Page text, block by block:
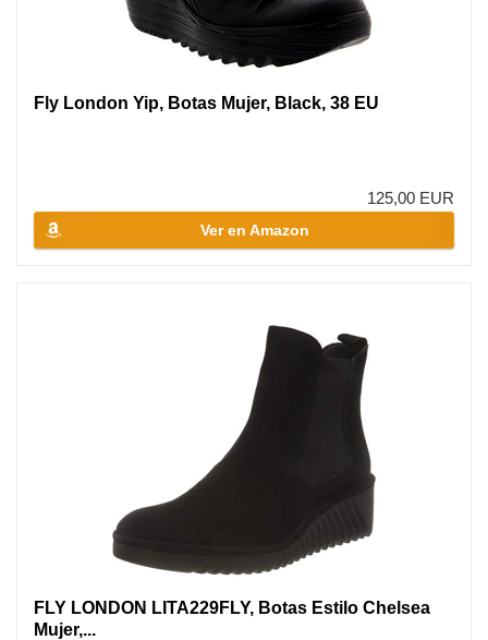
Fly London Yip, Botas Mujer, Black, 38 EU
125,00 EUR
Ver en Amazon
FLY LONDON LITA229FLY, Botas Estilo Chelsea
Mujer,...